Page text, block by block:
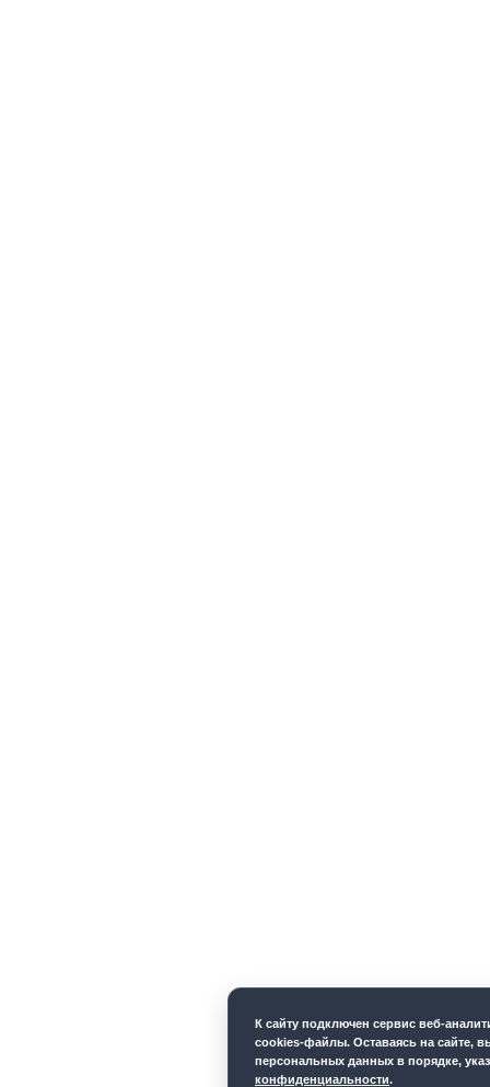
К cайту подключен сервис веб-
cookies-файлы. Оставаясь на сайте,
персональных данных в порядке,
конфиденциальности.